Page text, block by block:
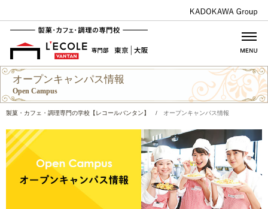
オープンキャンパス情報
Open Campus
製菓・カフェ・調理専門の学校【レコールバンタン】 / オープンキャンパス情報